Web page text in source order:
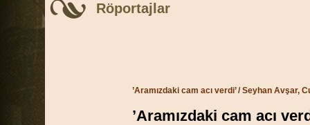
Röportajlar
’Aramızdaki cam acı verdi’/ Seyhan Avşar,
’Aramızdaki cam acı